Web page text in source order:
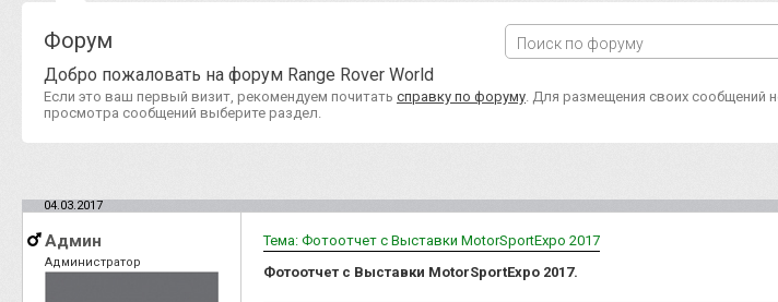
Форум
Добро пожаловать на форум Range Rover World
Если это ваш первый визит, рекомендуем почитать справку по форуму . Для размещения своих сообщений
просмотра сообщений выберите раздел.
04.03.2017
Админ
Администратор
Тема: Фотоотчет с Выставки MotorSportExpo 2017
Фотоотчет с Выставки MotorSportExpo 2017.